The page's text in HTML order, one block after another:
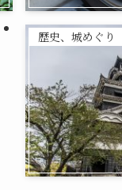
歴史、城めぐり